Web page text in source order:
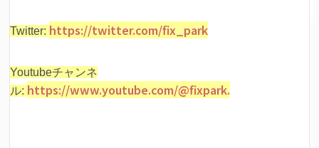
Twitter: https://twitter.com/fix_park
Youtubeチャンネ
ル: https://www.youtube.com/@fixpark.